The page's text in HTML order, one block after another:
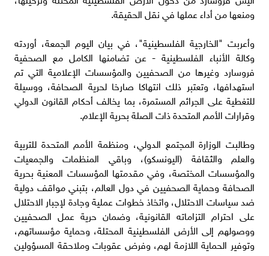
ومنعها من أداء عملها في نقل الحقيقة.
وأعربت "الخارجية الفلسطينية"، في بيان اليوم الجمعة، أوردته
وكالة الأنباء الفلسطينية - عن تضامنها الكامل مع الصحفية
فروسارد وغيرها من الصحفيين والمؤسسات الإعلامية التي تم
استهدافها، وتعتبر ذلك انتهاكا صارخا لحرية الصحافة، ووسيلة
للتغطية على الجرائم المستمرة، بما يخالف أحكام القانون الدولي
وقرارات الأمم المتحدة ذات الصلة بحرية الإعلام.
وطالبت الوزارة المجتمع الدولي، ومنظمة الأمم المتحدة للتربية
والعلم والثقافة (اليونسكو)، وباقي المنظمات والجمعيات
والمؤسسات المختصة، وفي مقدمتها المؤسسات المعنية بحرية
الصحافة وحماية الصحفيين في دول العالم، بتبني مواقف دولية
ضد سياسات الاحتلال، واتخاذ خطوات عملية وجادة لإجبار الاحتلال
على احترام التزاماته القانونية، وضمان حرية عمل الصحفيين
ووصولهم إلى الأرض الفلسطينية المحتلة، وحماية مؤسساتهم،
وتوفير الحماية اللازمة لهم، وفرض عقوبات وملاحقة المسؤولين